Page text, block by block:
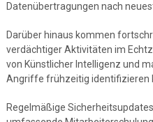
Datenübertragungen nach
Darüber hinaus kommen
verdächtiger Aktivitäten im
von Künstlicher Intelligenz und
Angriffe frühzeitig identifizieren
Regelmäßige